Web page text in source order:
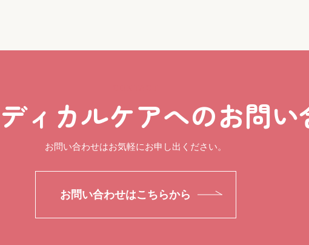
ィカルケアへのお問い
お問い合わせはお気軽にお申し出ください。
お問い合わせはこちらから